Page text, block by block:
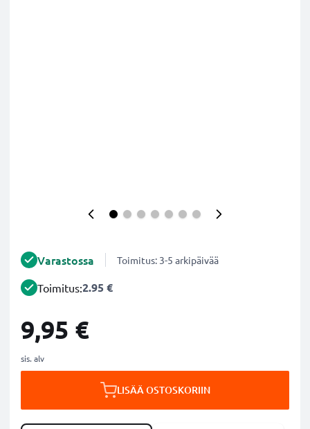
Varastossa Toimitus: 3-5 arkipäivää
Toimitus:2.95 €
9,95 €
sis. alv
LISÄÄ OSTOSKORIIN